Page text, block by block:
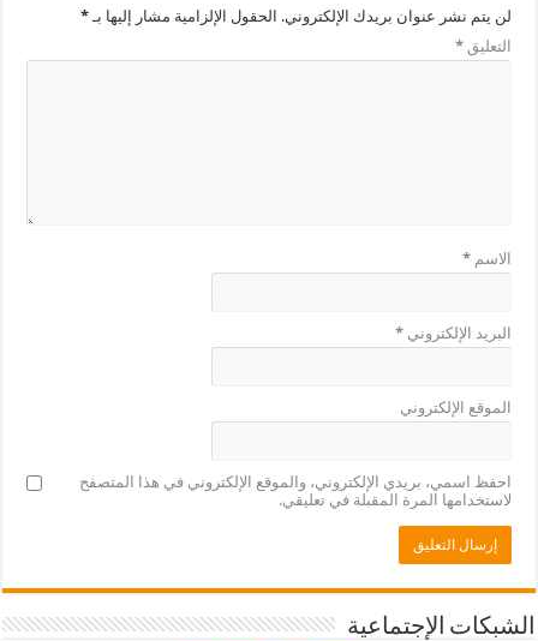
لن يتم نشر عنوان بريدك الإلكتروني. الحقول الإلزامية مشار إليها بـ*
التعليق*
الاسم*
البريد الإلكتروني*
الموقع الإلكتروني
احفظ اسمي، بريدي الإلكتروني، والموقع الإلكتروني في هذا المتصفح
لاستخدامها المرة المقبلة في تعليقي.
الشبكات الإجتماعية